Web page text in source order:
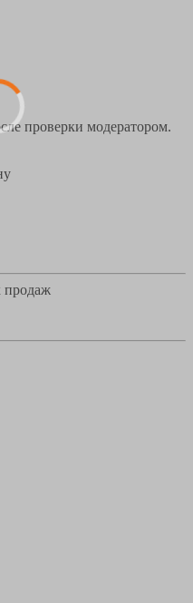
проверки модератором.
продаж